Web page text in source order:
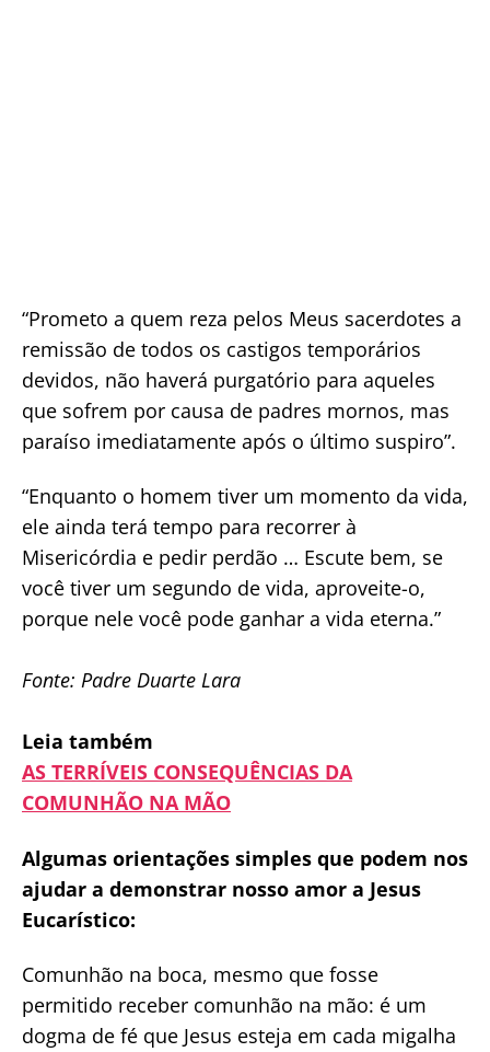
“Prometo a quem reza pelos Meus sacerdotes a
remissão de todos os castigos temporários
devidos, não haverá purgatório para aqueles
que sofrem por causa de padres mornos, mas
paraíso imediatamente após o último suspiro”.
“Enquanto o homem tiver um momento da vida,
ele ainda terá tempo para recorrer à
Misericórdia e pedir perdão … Escute bem, se
você tiver um segundo de vida, aproveite-o,
porque nele você pode ganhar a vida eterna.”
Fonte: Padre Duarte Lara
Leia também
AS TERRÍVEIS CONSEQUÊNCIAS DA
COMUNHÃO NA MÃO
Algumas orientações simples que podem nos
ajudar a demonstrar nosso amor a Jesus
Eucarístico:
Comunhão na boca, mesmo que fosse
permitido receber comunhão na mão: é um
dogma de fé que Jesus esteja em cada migalha